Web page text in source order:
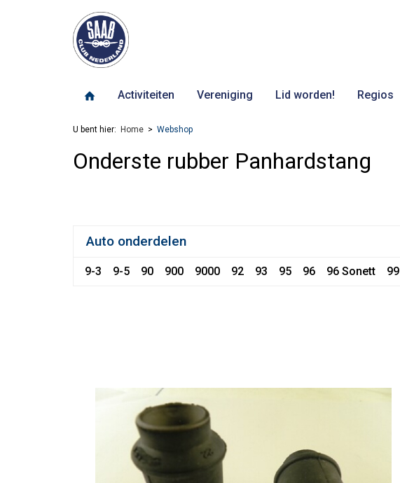
Activiteiten Vereniging Lid worden! Regios
U bent hier: Home Webshop
Onderste rubber Panhardstang
Auto onderdelen
9-3 9-5 90 900 9000 92 93 95 96 96 Sonett 99